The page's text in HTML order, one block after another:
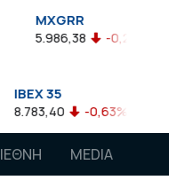
-0,23%
ΣΑΓΔ
2.924,61
-0,63%
ATX
4.007,68
MEDIA